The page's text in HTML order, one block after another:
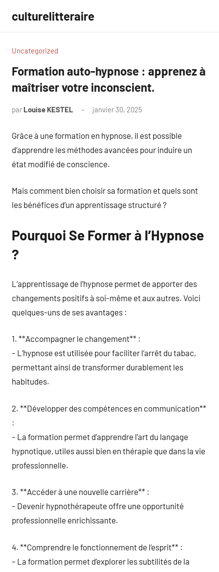
contenu
culturelitteraire
Uncategorized
Formation auto-hypnose : apprenez à
maîtriser votre inconscient.
par Louise KESTEL janvier 30, 2025
Grâce à une formation en hypnose, il est possible
d’apprendre les méthodes avancées pour induire un
état modifié de conscience.
Mais comment bien choisir sa formation et quels sont
les bénéfices d’un apprentissage structuré ?
Pourquoi Se Former à l’Hypnose
?
L’apprentissage de l’hypnose permet de apporter des
changements positifs à soi-même et aux autres. Voici
quelques-uns de ses avantages :
1. **Accompagner le changement** :
– L’hypnose est utilisée pour faciliter l’arrêt du tabac,
permettant ainsi de transformer durablement les
habitudes.
2. **Développer des compétences en communication**
:
– La formation permet d’apprendre l’art du langage
hypnotique, utiles aussi bien en thérapie que dans la vie
professionnelle.
3. **Accéder à une nouvelle carrière** :
– Devenir hypnothérapeute offre une opportunité
professionnelle enrichissante.
4. **Comprendre le fonctionnement de l’esprit** :
– La formation permet d’explorer les subtilités de la